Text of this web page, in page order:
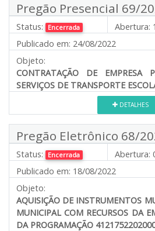
Pregão Presencial 69/
Status: Encerrada Abertura:
Publicado em: 24/08/2022
Objeto:
CONTRATAÇÃO DE EMPRESA
SERVIÇOS DE TRANSPORTE
DETALHES
Pregão Eletrônico 68/
Status: Encerrada Abertura:
Publicado em: 18/08/2022
Objeto:
AQUISIÇÃO DE INSTRUMENTOS
MUNICIPAL COM RECURSOS DA
DA PROGRAMAÇÃO